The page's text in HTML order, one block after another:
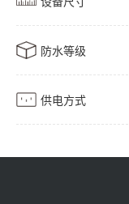
防水等级
供电方式